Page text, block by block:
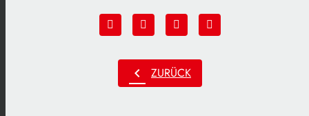
chevron_left ZURÜCK